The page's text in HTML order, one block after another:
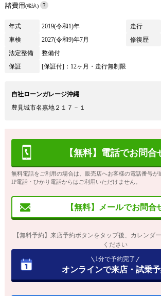
諸費用(税込)
年式 2019(令和1)年 走行
車検
2027(令和9)年7月 修復歴
法定整備
整備付
保証
[保証付]：12ヶ月・走行無制限
自社ローンガレージ沖縄
豊見城市名嘉地２１７－１
【無料】電話でお問合
無料電話をご利用の場合は、販売店へお客様の電話番号が
IP電話・ひかり電話からはご利用いただけません。
【無料】メールでお問合
【無料予約】来店予約ボタンをタップ後、カレンダ
ください
1分で予約完了
オンラインで来店・試乗